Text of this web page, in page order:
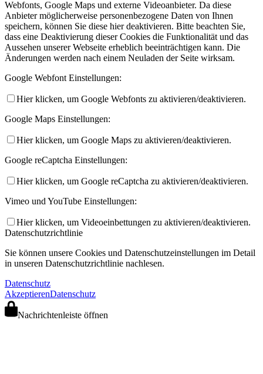
Webfonts, Google Maps und externe Videoanbieter. Da diese
Anbieter möglicherweise personenbezogene Daten von Ihnen
speichern, können Sie diese hier deaktivieren. Bitte beachten Sie,
dass eine Deaktivierung dieser Cookies die Funktionalität und das
Aussehen unserer Webseite erheblich beeinträchtigen kann. Die
Änderungen werden nach einem Neuladen der Seite wirksam.
Google Webfont Einstellungen:
Hier klicken, um Google Webfonts zu aktivieren/deaktivieren.
Google Maps Einstellungen:
Hier klicken, um Google Maps zu aktivieren/deaktivieren.
Google reCaptcha Einstellungen:
Hier klicken, um Google reCaptcha zu aktivieren/deaktivieren.
Vimeo und YouTube Einstellungen:
Hier klicken, um Videoeinbettungen zu aktivieren/deaktivieren.
Datenschutzrichtlinie
Sie können unsere Cookies und Datenschutzeinstellungen im Detail
in unseren Datenschutzrichtlinie nachlesen.
Datenschutz
AkzeptierenDatenschutz
Nachrichtenleiste öffnen